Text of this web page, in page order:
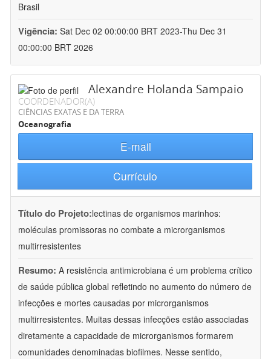
Brasil
Vigência: Sat Dec 02 00:00:00 BRT 2023-Thu Dec 31
00:00:00 BRT 2026
Alexandre Holanda Sampaio
COORDENADOR(A)
CIÊNCIAS EXATAS E DA TERRA
Oceanografia
E-mail
Currículo
Título do Projeto:lectinas de organismos marinhos:
moléculas promissoras no combate a microrganismos
multirresistentes
Resumo: A resistência antimicrobiana é um problema crítico
de saúde pública global refletindo no aumento do número de
infecções e mortes causadas por microrganismos
multirresistentes. Muitas dessas infecções estão associadas
diretamente a capacidade de microrganismos formarem
comunidades denominadas biofilmes. Nesse sentido,